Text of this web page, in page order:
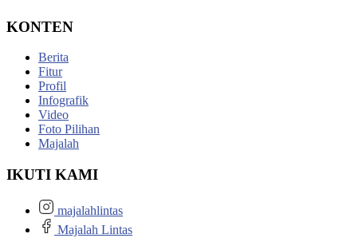
KONTEN
Berita
Fitur
Profil
Infografik
Video
Foto Pilihan
Majalah
IKUTI KAMI
majalahlintas
Majalah Lintas